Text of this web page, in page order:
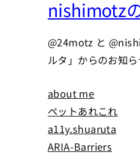
nishimotz
@24motz と
ルタ」からのお知
about me
ペットあれこれ
a11y.shuaruta
ARIA-Barriers